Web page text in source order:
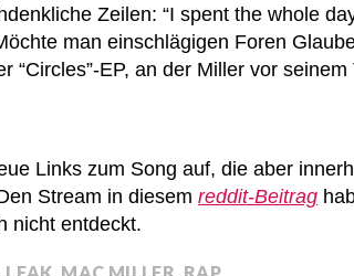
Zeilen: “I spent the whole
man einschlägigen Foren
“Circles”-EP, an der Miller vor seinem
Links zum Song auf, die aber
Stream in diesem reddit-Beitrag
nicht entdeckt.